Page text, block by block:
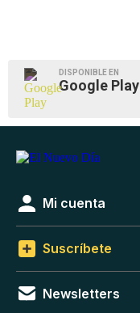
DISPONIBLE EN
Google Play
Mi cuenta
Suscríbete
Newsletters